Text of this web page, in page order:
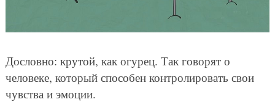
Дословно: крутой, как огурец. Так говорят о
человеке, который способен контролировать свои
чувства и эмоции.